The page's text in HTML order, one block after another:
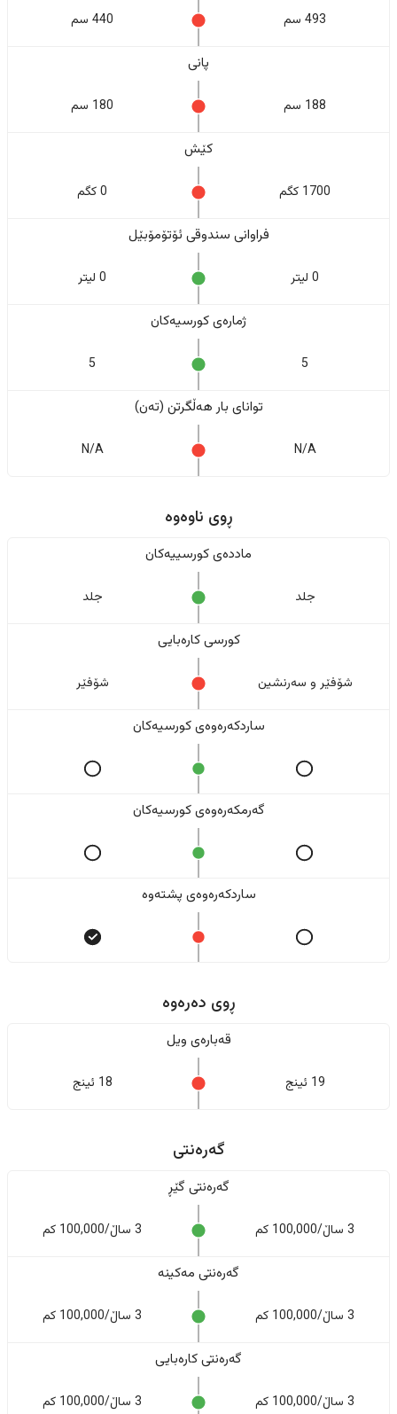
493 سم 440 سم
پانی
188 سم 180 سم
کێش
1700 کگم 0 کگم
فراوانی سندوقی ئۆتۆمۆبێل
0 لیتر 0 لیتر
ژمارەی کورسیەکان
5
5
تواناى بار هەڵگرتن (تەن)
N/A
N/A
ڕوی ناوەوە
ماددەی کورسییەکان
جلد جلد
کورسی کارەبایی
شۆفێر و سەرنشین شۆفێر
ساردکەرەوەی کورسیەکان
گەرمکەرەوەی کورسیەکان
ساردکەرەوەی پشتەوە
ڕوی دەرەوە
قەبارەی ویل
19 ئینج 18 ئینج
گەرەنتی
گەرەنتی گێڕ
3 ساڵ/100,000 کم 3 ساڵ/100,000 کم
گەرەنتی مەکینە
3 ساڵ/100,000 کم 3 ساڵ/100,000 کم
گەرەنتی کارەبایی
3 ساڵ/100,000 کم 3 ساڵ/100,000 کم